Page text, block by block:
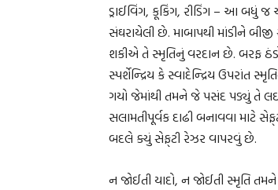
ડ્રાઈવિંગ, કૂકિંગ, રીડિંગ – આ બધું
સંઘરાયેલી છે. માબાપથી માંડીને
શકીએ તે સ્મૃતિનું વરદાન છે. બરફ
સ્પર્શેન્દ્રિય કે સ્વાદેન્દ્રિય ઉપરાંત
ગયો જેમાંથી તમને જે પસંદ પડ્યું તે
સલામતીપૂર્વક દાઢી બનાવવા માટે
બદલે ક્યું સેફ્‌ટી રેઝર વાપરવું છે.
ન જોઈતી યાદો, ન જોઈતી સ્મૃતિ